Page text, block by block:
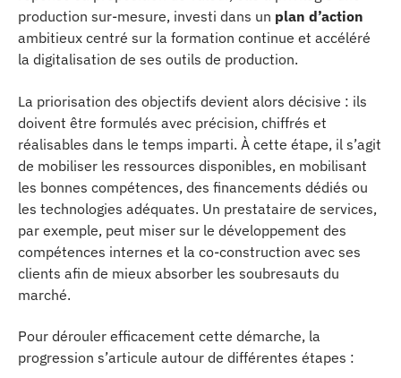
production sur-mesure, investi dans un plan d’action
ambitieux centré sur la formation continue et accéléré
la digitalisation de ses outils de production.
La priorisation des objectifs devient alors décisive : ils
doivent être formulés avec précision, chiffrés et
réalisables dans le temps imparti. À cette étape, il s’agit
de mobiliser les ressources disponibles, en mobilisant
les bonnes compétences, des financements dédiés ou
les technologies adéquates. Un prestataire de services,
par exemple, peut miser sur le développement des
compétences internes et la co-construction avec ses
clients afin de mieux absorber les soubresauts du
marché.
Pour dérouler efficacement cette démarche, la
progression s’articule autour de différentes étapes :